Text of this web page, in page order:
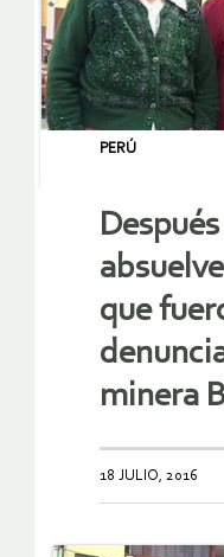
PERÚ
que
minera
18 JULIO, 2016